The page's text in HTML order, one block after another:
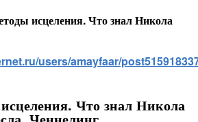
исцеления. Что знал Никола
users/amayfaar/
Что знал Никола